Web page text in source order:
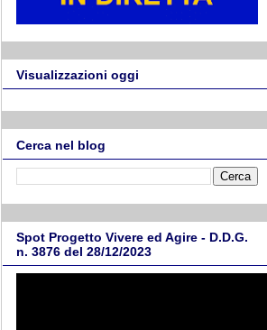
Visualizzazioni oggi
Cerca nel blog
Spot Progetto Vivere ed Agire - D.D.G.
n. 3876 del 28/12/2023